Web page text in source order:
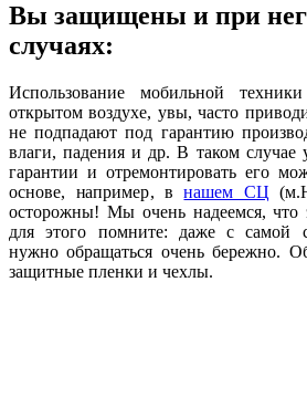
Вы защищены и при
случаях:
Использование мобильной
открытом воздухе, увы, часто
не подпадают под гарантию
влаги, падения и др. В таком случае
гарантии и отремонтировать его
основе, например, внашем СЦ
осторожны! Мы очень надеемся, что
для этого помните: даже с самой
нужно обращаться очень бережно.
защитные пленки и чехлы.